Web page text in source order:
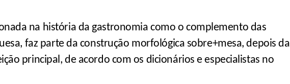
na história da gastronomia como o complemento das
faz parte da construção morfológica sobre+mesa, depois da
principal, de acordo com os dicionários e especialistas no